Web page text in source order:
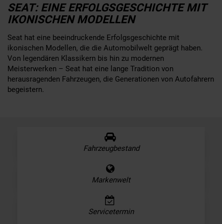
SEAT: EINE ERFOLGSGESCHICHTE MIT
IKONISCHEN MODELLEN
Seat hat eine beeindruckende Erfolgsgeschichte mit
ikonischen Modellen, die die Automobilwelt geprägt haben.
Von legendären Klassikern bis hin zu modernen
Meisterwerken – Seat hat eine lange Tradition von
herausragenden Fahrzeugen, die Generationen von Autofahrern
begeistern.
Fahrzeugbestand
Markenwelt
Servicetermin